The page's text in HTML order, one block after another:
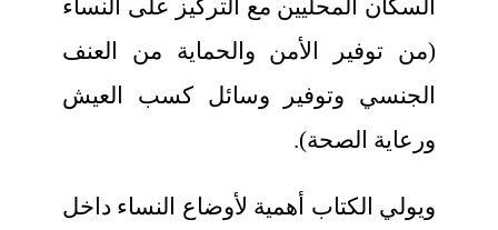
السكان المحليين مع التركيز على النساء
(من توفير الأمن والحماية من العنف
الجنسي وتوفير وسائل كسب العيش
ورعاية الصحة).
ويولي الكتاب أهمية لأوضاع النساء داخل